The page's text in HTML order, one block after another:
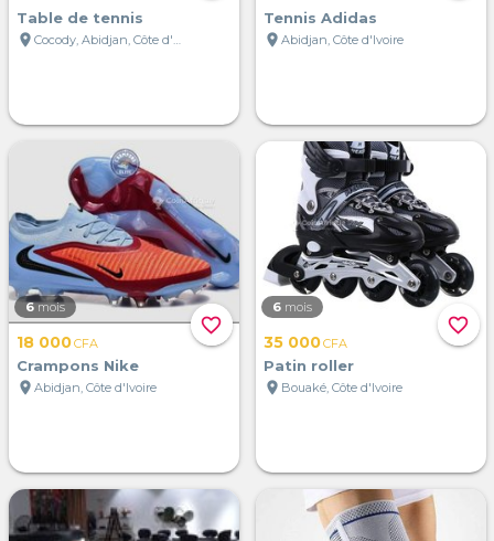
Table de tennis
location_on
Cocody, Abidjan, Côte d'Ivoire
Tennis Adidas
location_on Abidjan, Côte d'Ivoire
favorite_border
6 mois
18 000CFA
Crampons Nike
location_on Abidjan, Côte d'Ivoire
favorite_border
6 mois
35 000CFA
Patin roller
location_on Bouaké, Côte d'Ivoire